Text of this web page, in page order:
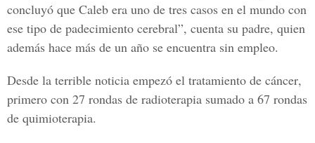
concluyó que Caleb era uno de tres casos en el mundo con
ese tipo de padecimiento cerebral”, cuenta su padre, quien
además hace más de un año se encuentra sin empleo.
Desde la terrible noticia empezó el tratamiento de cáncer,
primero con 27 rondas de radioterapia sumado a 67 rondas
de quimioterapia.